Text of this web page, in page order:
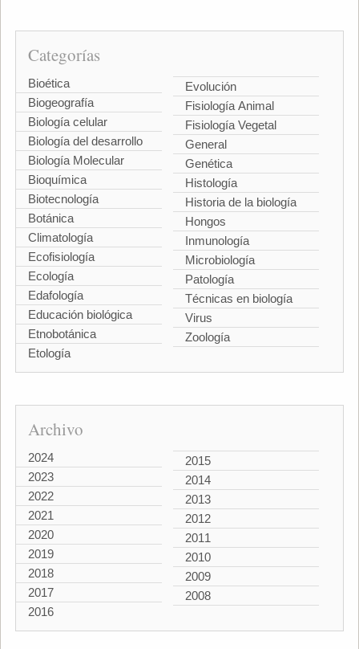
Categorías
Bioética
Biogeografía
Biología celular
Biología del desarrollo
Biología Molecular
Bioquímica
Biotecnología
Botánica
Climatología
Ecofisiología
Ecología
Edafología
Educación biológica
Etnobotánica
Etología
Evolución
Fisiología Animal
Fisiología Vegetal
General
Genética
Histología
Historia de la biología
Hongos
Inmunología
Microbiología
Patología
Técnicas en biología
Virus
Zoología
Archivo
2024
2023
2022
2021
2020
2019
2018
2017
2016
2015
2014
2013
2012
2011
2010
2009
2008